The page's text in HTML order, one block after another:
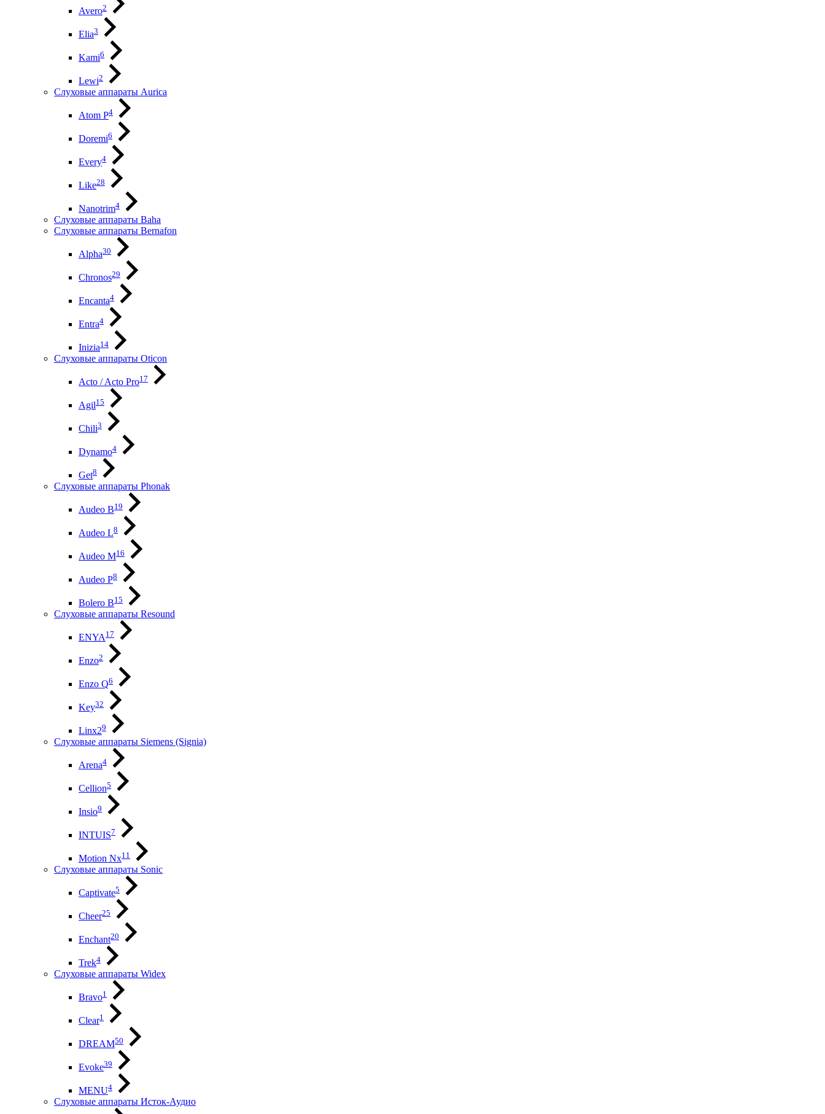
Avero2
Elia3
Kami6
Lewi2
Слуховые аппараты Aurica
Atom P4
Doremi6
Every4
Like28
Nanotrim4
Слуховые аппараты Baha
Слуховые аппараты Bernafon
Alpha30
Chronos29
Encanta4
Entra4
Inizia14
Слуховые аппараты Oticon
Acto / Acto Pro17
Agil15
Chili3
Dynamo4
Get8
Слуховые аппараты Phonak
Audeo B19
Audeo L8
Audeo М16
Audeo P8
Bolero B15
Слуховые аппараты Resound
ENYA17
Enzo2
Enzo Q6
Key32
Linx29
Слуховые аппараты Siemens (Signia)
Arena4
Cellion5
Insio9
INTUIS7
Motion Nx11
Слуховые аппараты Sonic
Captivate5
Cheer25
Enchant20
Trek4
Слуховые аппараты Widex
Bravo1
Clear1
DREAM50
Evoke39
MENU4
Слуховые аппараты Исток-Аудио